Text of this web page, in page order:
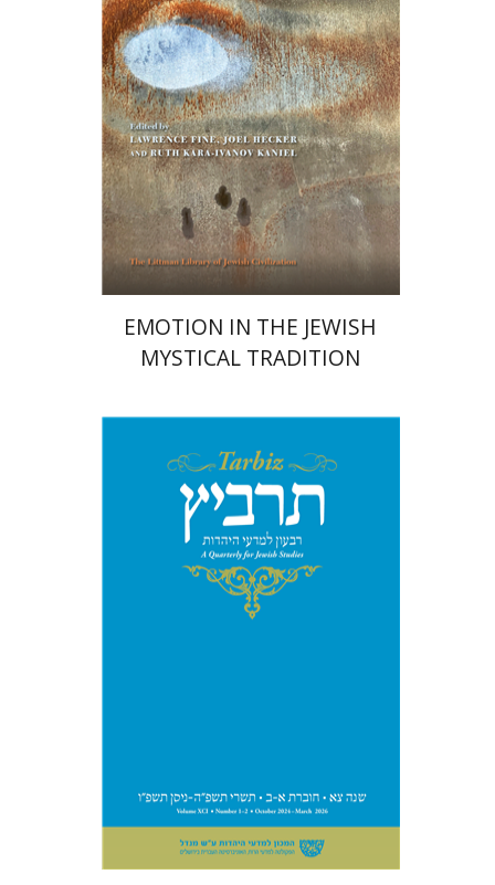
הנחת אתר ספר מודפס
$85
$76
EMOTION IN THE JEWISH
MYSTICAL TRADITION
מיכאל סיגל יהונתן גארב
$63
$57